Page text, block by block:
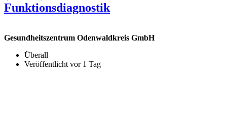
Funktionsdiagnostik
Gesundheitszentrum Odenwaldkreis GmbH
Überall
Veröffentlicht vor 1 Tag